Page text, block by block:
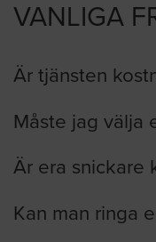
VANLIGA
Är tjänsten
Måste jag välja
Är era snickare
Kan man ringa